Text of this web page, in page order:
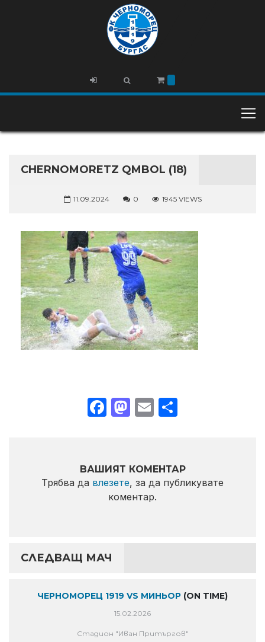
CHERNOMORETZ QMBOL (18)
11.09.2024 0 1945 VIEWS
Facebook
Mastodon
Email
ВАШИЯТ КОМЕНТАР
Трябва да влезете, за да публикувате
коментар.
СЛЕДВАЩ МАЧ
ЧЕРНОМОРЕЦ 1919 VS МИНЬОР (ON TIME)
15.02.2026
Стадион "Иван Притъргов"